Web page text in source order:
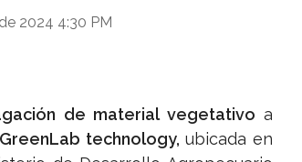
2024 4:30 PM
de material vegetativo a
technology, ubicada en